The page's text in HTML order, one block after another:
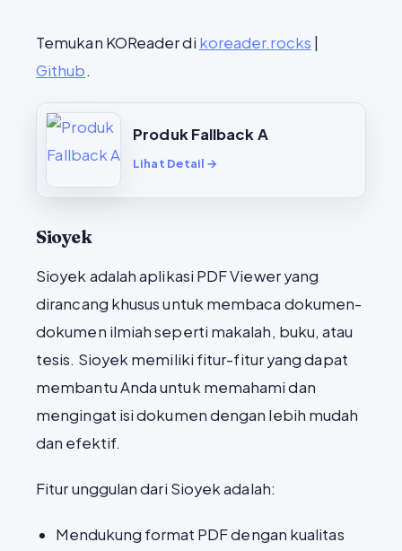
Temukan KOReader di koreader.rocks
Github.
Produk Fallback A
Lihat Detail →
Sioyek
Sioyek adalah aplikasi PDF Viewer yang
dirancang khusus untuk membaca dokumen-
dokumen ilmiah seperti makalah, buku, atau
tesis. Sioyek memiliki fitur-fitur yang dapat
membantu Anda untuk memahami dan
mengingat isi dokumen dengan lebih mudah
dan efektif.
Fitur unggulan dari Sioyek adalah:
Mendukung format PDF dengan kualitas